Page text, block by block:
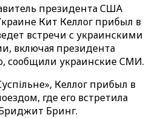
президента США
Кит Келлог прибыл в
встречи с украинскими
включая президента
сообщили украинские СМИ.
Келлог прибыл в
где его встретила
Бринг.